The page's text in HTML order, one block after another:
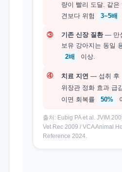
량이 빨리 도달. 같은
견보다 위험
3~5배
③ 기존 신장 질환— 만
보유 강아지는 동일
2배
이상.
④ 치료 지연 — 섭취 후
위장관 정화 효과 급
이면 회복률
50%
출처: Eubig PA et al. JVIM
Vet Rec 2009 / VCA Animal
Reference 2024.